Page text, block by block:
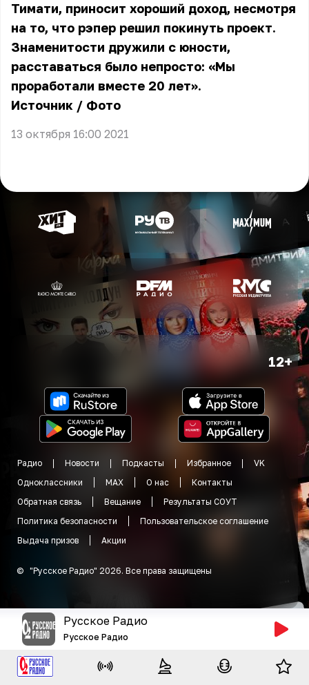
Тимати, приносит хороший доход, несмотря
на то, что рэпер решил покинуть проект.
Знаменитости дружили с юности,
расставаться было непросто: «Мы
проработали вместе 20 лет».
Источник / Фото
13 октября 16:00 2021
12+
Радио Новости Подкасты Избранное
VK
Одноклассники
MAX О нас
Контакты
Обратная связь
Вещание
Результаты СОУТ
Политика безопасности
Пользовательское соглашение
Выдача призов
Акции
© "Русское Радио" 2026. Все права защищены
Русское Радио
Русское Радио